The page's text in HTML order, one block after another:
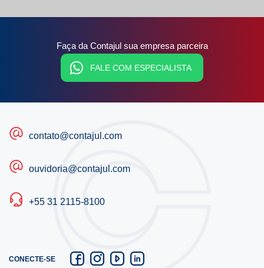
Faça da Contajul sua empresa parceira
FALE COM ESPECIALISTA
contato@contajul.com
ouvidoria@contajul.com
+55 31 2115-8100
CONECTE-SE